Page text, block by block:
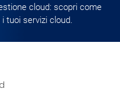
cloud: scopri come
tuoi servizi cloud.